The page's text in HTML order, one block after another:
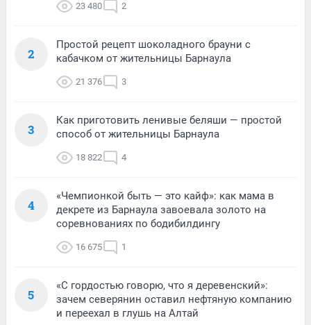
23 480 2
2
Простой рецепт шоколадного брауни с
кабачком от жительницы Барнаула
21 376 3
3
Как приготовить ленивые беляши — простой
способ от жительницы Барнаула
18 822 4
4
«Чемпионкой быть — это кайф»: как мама в
декрете из Барнаула завоевала золото на
соревнованиях по бодибилдингу
16 675 1
5
«С гордостью говорю, что я деревенский»:
зачем северянин оставил нефтяную компанию
и переехал в глушь на Алтай